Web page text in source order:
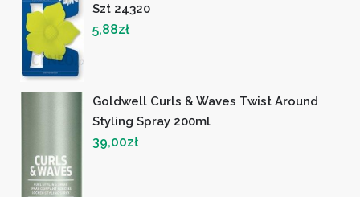
Szt 24320
5,88zł
Goldwell Curls & Waves Twist Around
Styling Spray 200ml
39,00zł